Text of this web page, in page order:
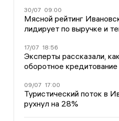
30/07 09:00
Мясной рейтинг
лидирует по выручке и
17/07 18:56
Эксперты рассказали,
оборотное кредитование
09/07 17:00
Туристический поток в
рухнул на 28%